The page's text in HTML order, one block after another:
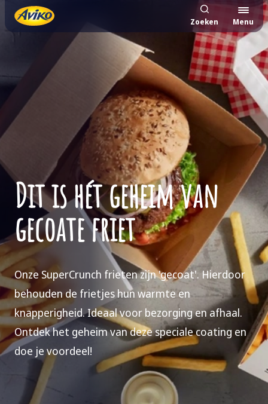
Zoeken Menu
Dit is hét geheim van
gecoate friet
Onze SuperCrunch frieten zijn 'gecoat'. Hierdoor
behouden de frietjes hun warmte en
knapperigheid. Ideaal voor bezorging en afhaal.
Ontdek het geheim van deze speciale coating en
doe je voordeel!